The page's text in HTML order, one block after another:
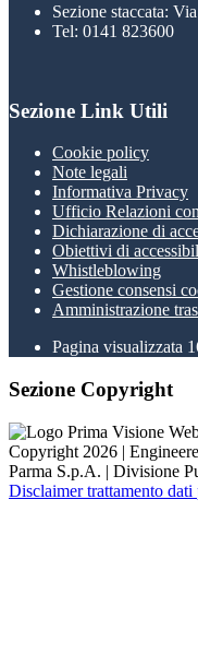
Sezione staccata:
Tel: 0141 823600
Sezione Link Utili
Cookie policy
Note legali
Informativa Privacy
Ufficio Relazioni
Dichiarazione di
Obiettivi di
Whistleblowing
Gestione consensi
Amministrazione
Pagina visualizzata
Sezione Copyright
Copyright 2026 |
Parma S.p.A. | Divisione
Disclaimer trattamento dati